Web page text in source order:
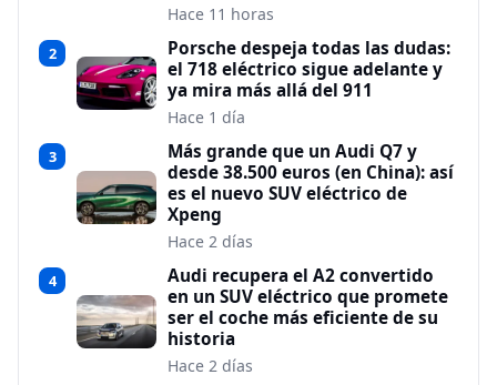
Hace 11 horas
2
Porsche despeja todas las dudas:
el 718 eléctrico sigue adelante y
ya mira más allá del 911
Hace 1 día
3
Más grande que un Audi Q7 y
desde 38.500 euros (en China): así
es el nuevo SUV eléctrico de
Xpeng
Hace 2 días
4
Audi recupera el A2 convertido
en un SUV eléctrico que promete
ser el coche más eficiente de su
historia
Hace 2 días